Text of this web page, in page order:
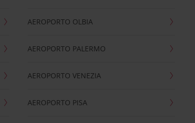
AEROPORTO OLBIA
AEROPORTO PALERMO
AEROPORTO VENEZIA
AEROPORTO PISA